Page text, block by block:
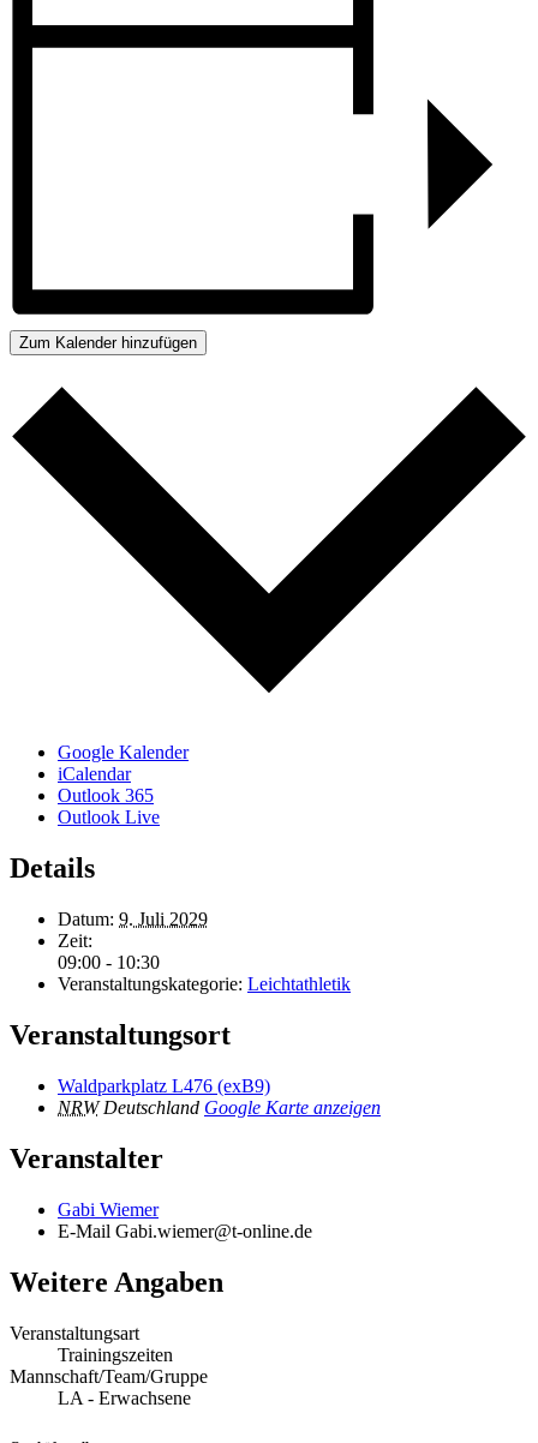
Zum Kalender hinzufügen
Google Kalender
iCalendar
Outlook 365
Outlook Live
Details
Datum: 9. Juli 2029
Zeit:
09:00 - 10:30
Veranstaltungskategorie: Leichtathletik
Veranstaltungsort
Waldparkplatz L476 (exB9)
NRW Deutschland Google Karte anzeigen
Veranstalter
Gabi Wiemer
E-Mail Gabi.wiemer@t-online.de
Weitere Angaben
Veranstaltungsart
Trainingszeiten
Mannschaft/Team/Gruppe
LA - Erwachsene